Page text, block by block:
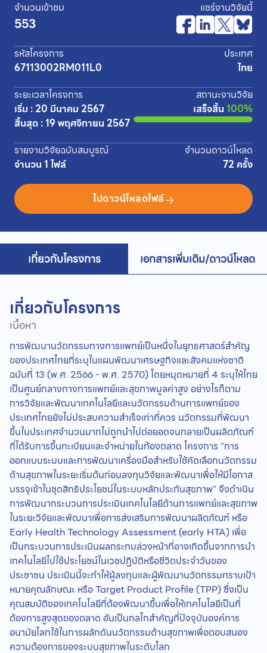
จำนวนเข้าชม
553
แชร์งานวิจัยนี้
รหัสโครงการ
67113002RM011L0
ประเทศ
ไทย
ระยะเวลาโครงการ
เริ่ม : 20 มีนาคม 2567
สิ้นสุด : 19 พฤศจิกายน 2567
สถานะงานวิจัย
เสร็จสิ้น 100%
รายงานวิจัยฉบับสมบูรณ์
จำนวน 1 ไฟล์
จำนวนดาวน์โหลด
72 ครั้ง
ไปดาวน์โหลดไฟล์
เกี่ยวกับโครงการ เอกสารเพิ่มเติม/ดาวน์โหลด
เกี่ยวกับโครงการ
เนื้อหา
การพัฒนานวัตกรรมทางการแพทย์เป็นหนึ่งในยุทธศาสตร์สำคัญ
ของประเทศไทยที่ระบุในแผนพัฒนาเศรษฐกิจและสังคมแห่งชาติ
ฉบับที่ 13 (พ.ศ. 2566 - พ.ศ. 2570) โดยหมุดหมายที่ 4 ระบุให้ไทย
เป็นศูนย์กลางทางการแพทย์และสุขภาพมูลค่าสูง อย่างไรก็ตาม
การวิจัยและพัฒนาเทคโนโลยีและนวัตกรรมด้านการแพทย์ของ
ประเทศไทยยังไม่ประสบความสำเร็จเท่าที่ควร นวัตกรรมที่พัฒนา
ขึ้นในประเทศจำนวนมากไม่ถูกนำไปต่อยอดจนกลายเป็นผลิตภัณฑ์
ที่ได้รับการขึ้นทะเบียนและจำหน่ายในท้องตลาด โครงการ “การ
ออกแบบระบบและการพัฒนาเครื่องมือสำหรับใช้คัดเลือกนวัตกรรม
ด้านสุขภาพในระยะเริ่มต้นก่อนลงทุนวิจัยและพัฒนาเพื่อให้มีโอกาส
บรรจุเข้าในชุดสิทธิประโยชน์ในระบบหลักประกันสุขภาพ” จึงดำเนิน
การพัฒนากระบวนการประเมินเทคโนโลยีด้านการแพทย์และสุขภาพ
ในระยะวิจัยและพัฒนาเพื่อการส่งเสริมการพัฒนาผลิตภัณฑ์ หรือ
Early Health Technology Assessment (early HTA) เพื่อ
เป็นกระบวนการประเมินผลกระทบล่วงหน้าที่อาจเกิดขึ้นจากการนำ
เทคโนโลยีไปใช้ประโยชน์ในเวชปฏิบัติหรือชีวิตประจำวันของ
ประชาชน ประเมินนี้จะทำให้ผู้ลงทุนและผู้พัฒนานวัตกรรมทราบเป้า
หมายคุณลักษณะ หรือ Target Product Profile (TPP) ซึ่งเป็น
คุณสมบัติของเทคโนโลยีที่ต้องพัฒนาขึ้นเพื่อให้เทคโนโลยีเป็นที่
ต้องการสูงสุดของตลาด อันเป็นกลไกสำคัญที่ปัจจุบันองค์การ
อนามัยโลกใช้ในการผลักดันนวัตกรรมด้านสุขภาพเพื่อตอบสนอง
ความต้องการของระบบสุขภาพในระดับโลก